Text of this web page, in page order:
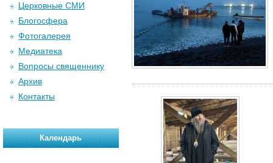
Церковные СМИ
Блогосфера
Фотогалерея
Медиатека
Вопросы священнику
Архив
Контакты
Календарь